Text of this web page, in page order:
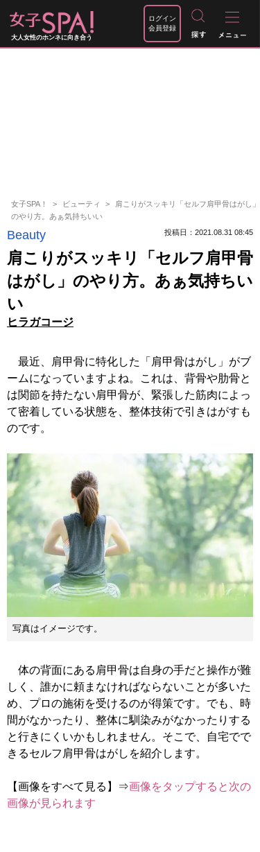
大人女性のホンネに向き合う
ログイン
会員登録
女子SPA！ ビューティ
肩こりがスッキリ「セルフ肩甲骨はがし」
のやり方。あぁ気持ちいい
Beauty 投稿日：2021.08.31 08:45
肩こりがスッキリ「セルフ肩甲骨
はがし」のやり方。あぁ気持ちい
い
ヒラガコージ
最近、肩甲骨に特化した「肩甲骨はがし」がブ
ームになっていますよね。これは、背骨や肋骨と
は関節を持たない肩甲骨が、緊張した筋肉によっ
て密着している状態を、整体技術で引きはがすも
のです。
写真はイメージです。
体の背面にある肩甲骨は自身の手だと操作が難
しく、誰かに頼まなければならないことが多いた
め、プロの施術を受けるのが得策です。でも、時
間がなかったり、整体に馴染みがなかったりする
と行きにくいかもしれません。そこで、自宅でで
きるセルフ肩甲骨はがしを紹介します。
【画像をすべて見る】⇒画像をタップすると次の
画像が見られます